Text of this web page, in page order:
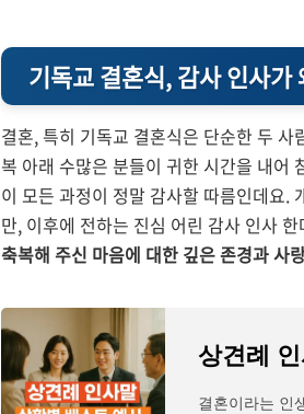
기독교 결혼식, 감사 인사가
결혼, 특히 기독교 결혼식은 단순한 두
복 아래 수많은 분들이 귀한 시간을 내어
이 모든 과정이 정말 감사할 따름인데요.
만, 이후에 전하는 진심 어린 감사 인사
축복해 주신 마음에 대한 깊은 존경과 사
결혼이라는 인